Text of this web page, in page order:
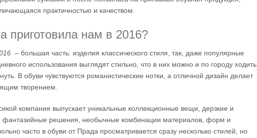
практичностью и качеством.
приготовила нам в 2016?
– большая часть: изделия классического стиля, так, даже популярные
использования выглядят стильно, что в них можно и по городу ходить
В обуви чувствуются романистические нотки, а отличной дизайн делает
творением.
компания выпускает уникальные коллекционные вещи, дерзкие и
фантазийные решения, необычные комбинации материалов, форм и
часто в обуви от Прада просматривается сразу несколько стилей, но